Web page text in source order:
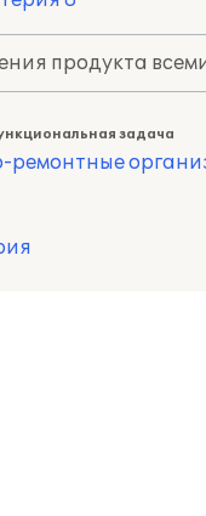
продукта
задача
ремонтные